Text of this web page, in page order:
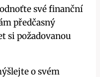
své finanční
předčasný
si požadovanou
o svém